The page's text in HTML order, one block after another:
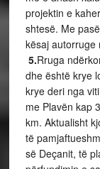
projektin e
shtesë. Me
kësaj autorruge
5.Rruga
dhe është krye
krye deri nga
me Plavën kap
km. Aktualisht
të
së Deçanit, të